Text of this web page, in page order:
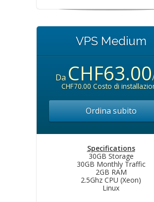
VPS Medium
Da CHF63.00
CHF70.00 Costo di
Ordina subito
Specifications
30GB Storage
30GB Monthly Traffic
2GB RAM
2.5Ghz CPU (Xeon)
Linux